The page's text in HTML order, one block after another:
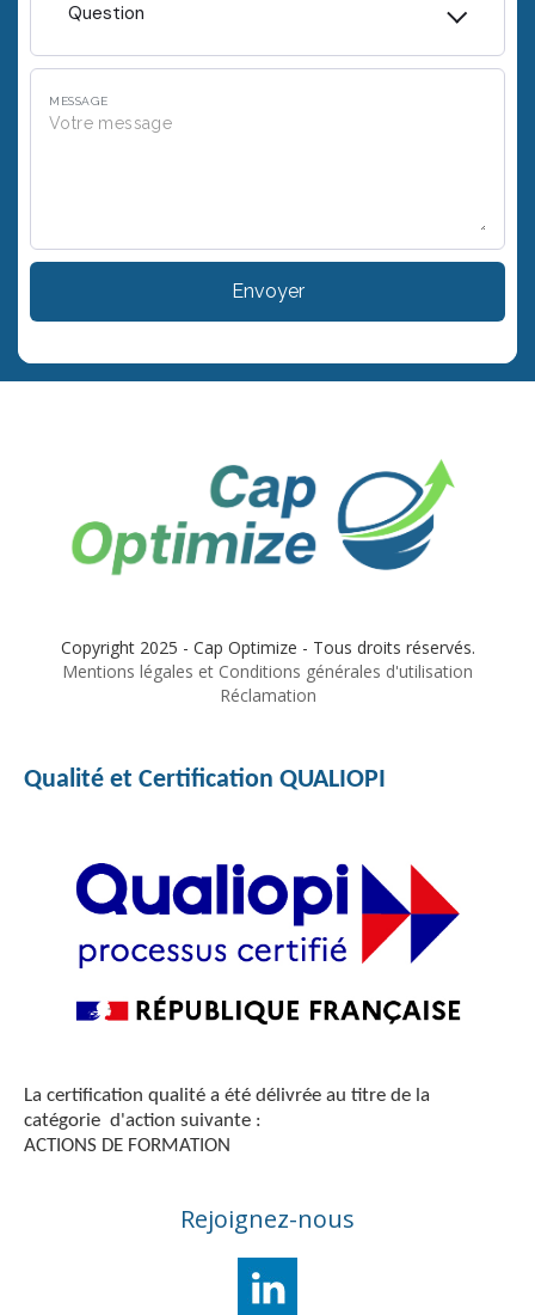
Question
MESSAGE
Envoyer
Copyright 2025 - Cap Optimize - Tous droits réservés.
Mentions légales et Conditions générales d'utilisation
Réclamation
Qualité et Certification QUALIOPI
La certification qualité a été délivrée au titre de la
catégorie d'action suivante :
ACTIONS DE FORMATION
Rejoignez-nous